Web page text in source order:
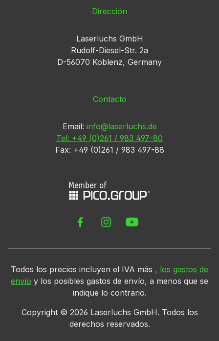
Dirección
Laserluchs GmbH
Rudolf-Diesel-Str. 2a
D-56070 Koblenz, Germany
Contacto
Email: info@laserluchs.de
Tel: +49 (0)261 / 983 497-80
Fax: +49 (0)261 / 983 497-88
Todos los precios incluyen el IVA más , los gastos de
envío y los posibles gastos de envío, a menos que se
indique lo contrario.
Copyright © 2026 Laserluchs GmbH. Todos los
derechos reservados.